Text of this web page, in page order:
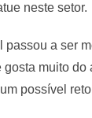
neste setor.
passou a ser
muito do
possível